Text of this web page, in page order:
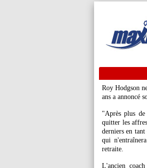
Roy Hodgson
ans a annoncé
"Après plus
quitter les
derniers en
qui
retraite.
L'ancien